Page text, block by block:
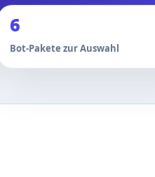
6
Bot-Pakete zur Auswahl